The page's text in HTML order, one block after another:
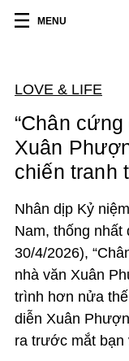
MENU
LOVE & LIFE
“Chân
Xuân
chiến tranh
Nhân dịp Kỷ
Nam, thống
30/4/2026),
nhà văn Xuân
trình hơn nửa
diễn Xuân
ra trước mắt bạn